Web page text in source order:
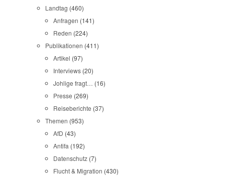
Landtag (460)
Anfragen (141)
Reden (224)
Publikationen (411)
Artikel (97)
Interviews (20)
Johlige fragt… (16)
Presse (269)
Reiseberichte (37)
Themen (953)
AfD (43)
Antifa (192)
Datenschutz (7)
Flucht & Migration (430)